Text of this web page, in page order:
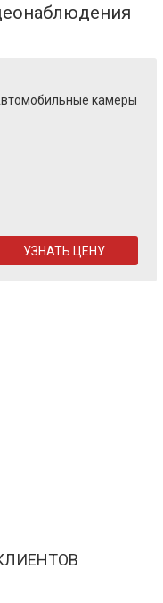
камеры
УЗНАТЬ ЦЕНУ